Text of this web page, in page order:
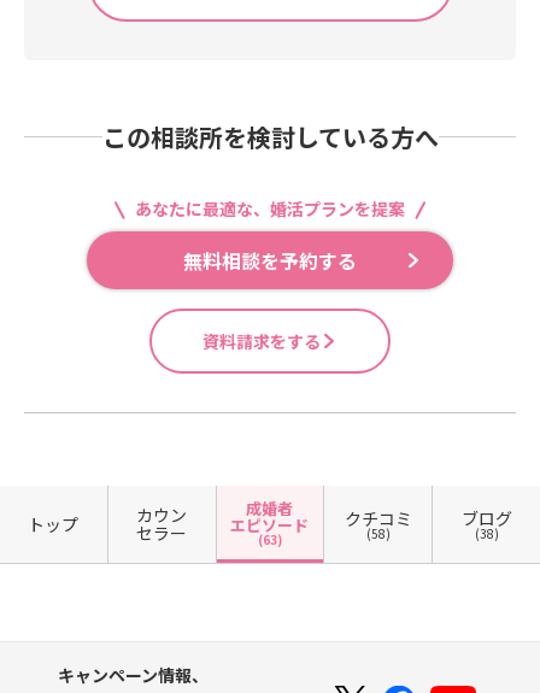
この相談所を検討している方へ
あなたに最適な、婚活プランを提案
無料相談を予約する
資料請求をする
トップ カウン
セラー
成婚者
エピソード
(63)
クチコミ
(58)
ブログ
(38)
キャンペーン情報、